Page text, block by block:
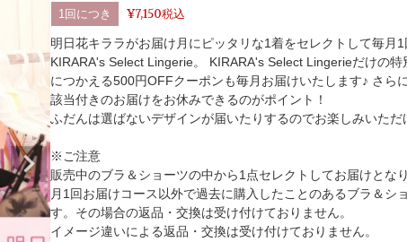
1回につき ¥7,150税込
明日花キララがお届け月にピッタリな1着をセレクトして毎月
KIRARA's Select Lingerie。 KIRARA's Select Lingerieだけの
につかえる500円OFFクーポンも毎月お届けいたします♪ さら
該当付きのお届けをお休みできるのがポイント！
ふだんは選ばないデザインが届いたりするのでお楽しみいただ
※ご注意
販売中のブラ＆ショーツの中から1点セレクトしてお届けとなり
月1回お届けコース以外で過去に購入したことのあるブラ＆シ
す。その場合の返品・交換は受け付けておりません。
イメージ違いによる返品・交換は受け付けておりません。